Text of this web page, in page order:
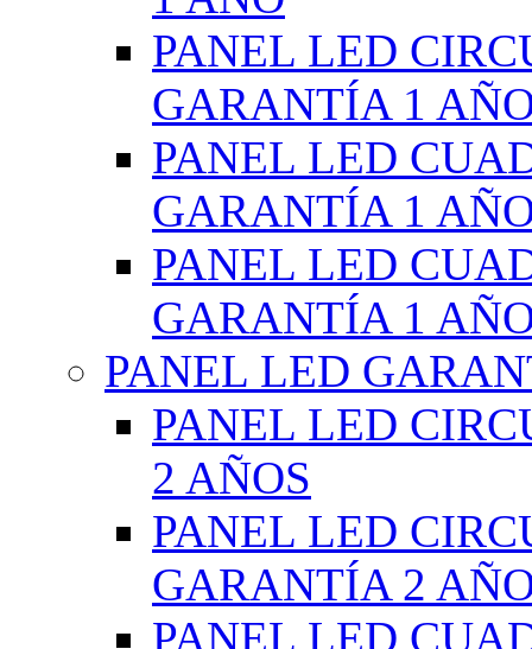
PANEL LED
GARANTÍA 1
PANEL LED
GARANTÍA 1
PANEL LED
GARANTÍA 1
PANEL LED
PANEL LED
2 AÑOS
PANEL LED
GARANTÍA 2
PANEL LED